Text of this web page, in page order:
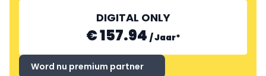
DIGITAL ONLY
€ 157.94 /Jaar*
Word nu premium partner